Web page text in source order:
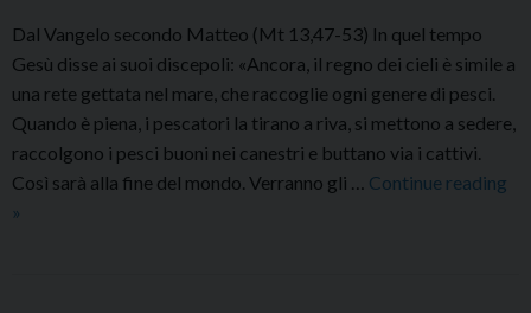
Dal Vangelo secondo Matteo (Mt 13,47-53) In quel tempo
Gesù disse ai suoi discepoli: «Ancora, il regno dei cieli è simile a
una rete gettata nel mare, che raccoglie ogni genere di pesci.
Quando è piena, i pescatori la tirano a riva, si mettono a sedere,
raccolgono i pesci buoni nei canestri e buttano via i cattivi.
Così sarà alla fine del mondo. Verranno gli … Continue reading
Commento
»